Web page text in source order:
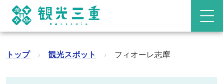
トップ › 観光スポット › フィオーレ志摩